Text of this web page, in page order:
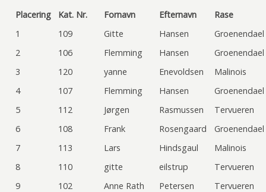
Placering Kat. Nr. Fornavn Efternavn
Rase
1
109 Gitte Hansen
Groenendael
2
106 Flemming Hansen
Groenendael
3
120 yanne Enevoldsen
Malinois
4
107 Flemming Hansen
Groenendael
5
112 Jørgen Rasmussen
Tervueren
6
108 Frank Rosengaard
Groenendael
7
113 Lars Hindsgaul
Malinois
8
110 gitte eilstrup
Tervueren
9
102 Anne Rath Petersen
Tervueren